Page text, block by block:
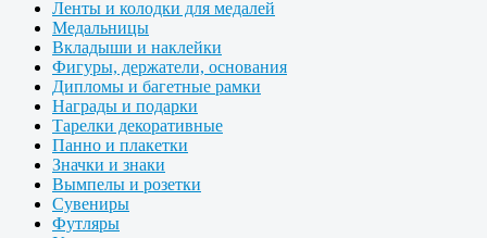
Ленты и колодки для медалей
Медальницы
Вкладыши и наклейки
Фигуры, держатели, основания
Дипломы и багетные рамки
Награды и подарки
Тарелки декоративные
Панно и плакетки
Значки и знаки
Вымпелы и розетки
Сувениры
Футляры